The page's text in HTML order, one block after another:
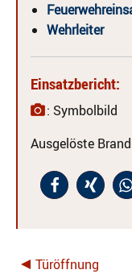
Wehrleiter
Einsatzbericht:
: Symbolbild
Ausgelöste
Türöffnung